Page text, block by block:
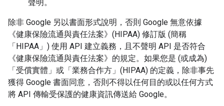
聲明。
除非 Google 另以書面形式說明，否則 Google 無意依據
《健康保險流通與責任法案》(HIPAA) 修訂版 (簡稱
「HIPAA」) 使用 API 建立義務，且不聲明 API 是否符合
《健康保險流通與責任法案》的規定。如果您是 (或成為)
「受償實體」或「業務合作方」(HIPAA) 的定義，除非事先
獲得 Google 書面同意，否則不得以任何目的或以任何方式
將 API 傳輸受保護的健康資訊傳送給 Google。